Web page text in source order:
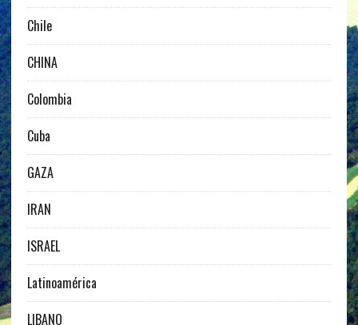
Chile
CHINA
Colombia
Cuba
GAZA
IRAN
ISRAEL
Latinoamérica
LIBANO